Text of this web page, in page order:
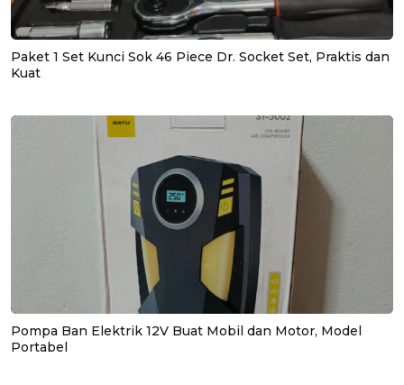
Paket 1 Set Kunci Sok 46 Piece Dr. Socket Set, Praktis dan
Kuat
Pompa Ban Elektrik 12V Buat Mobil dan Motor, Model
Portabel